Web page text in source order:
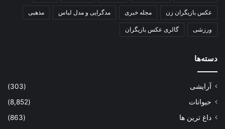
عکس بازیگران زن مجله خبری مدگرایی و مدل لباس مذهبی
ورزشی گالری عکس بازیگران
دسته‌ها
آرایشی
(303)
حیوانات
(8,852)
داغ ترین ها
(863)